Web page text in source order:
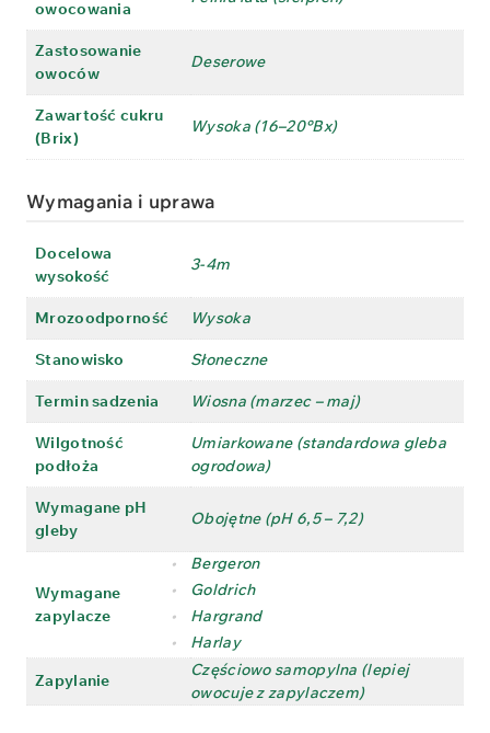
owocowania
Zastosowanie
owoców
Deserowe
Zawartość cukru
(Brix)
Wysoka (16–20°Bx)
Wymagania i uprawa
Docelowa
wysokość
3-4m
Mrozoodporność Wysoka
Stanowisko Słoneczne
Termin sadzenia Wiosna (marzec – maj)
Wilgotność
podłoża
Umiarkowane (standardowa gleba
ogrodowa)
Wymagane pH
gleby
Obojętne (pH 6,5 – 7,2)
Wymagane
zapylacze
•
Bergeron
•
Goldrich
•
Hargrand
•
Harlay
Zapylanie
Częściowo samopylna (lepiej
owocuje z zapylaczem)